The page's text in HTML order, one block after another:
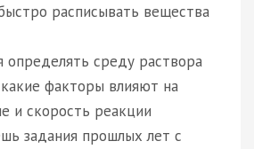
расписывать вещества
определять среду раствора
факторы влияют на
и скорость реакции
задания прошлых лет с